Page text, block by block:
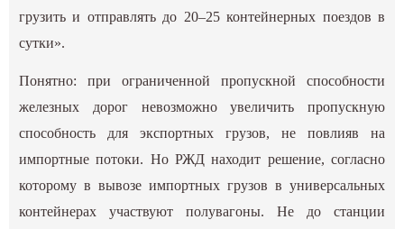
грузить и отправлять до 20–25 контейнерных поездов в
сутки».
Понятно: при ограниченной пропускной способности
железных дорог невозможно увеличить пропускную
способность для экспортных грузов, не повлияв на
импортные потоки. Но РЖД находит решение, согласно
которому в вывозе импортных грузов в универсальных
контейнерах участвуют полувагоны. Не до станции